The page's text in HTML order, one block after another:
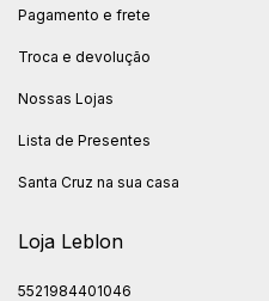
Pagamento e frete
Troca e devolução
Nossas Lojas
Lista de Presentes
Santa Cruz na sua casa
Loja Leblon
5521984401046